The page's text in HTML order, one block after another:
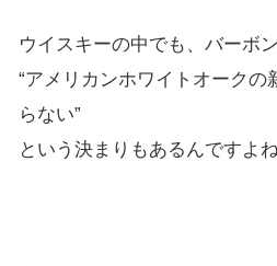
ウイスキーの中でも、バーボ
“アメリ カンホワイトオークの
らない”
という決まりもあるんですよね